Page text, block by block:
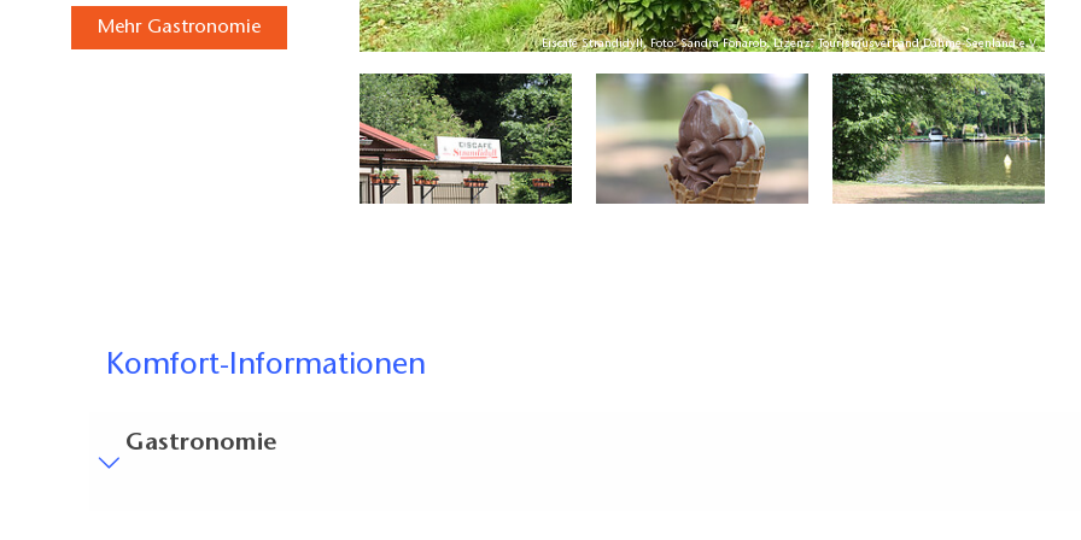
Mehr Gastronomie
Eiscafé Strandidyll, Foto: Sandra Fonarob, Lizenz: Tourismusverband Dahme-Seenland e.V.
Komfort-Informationen
Gastronomie